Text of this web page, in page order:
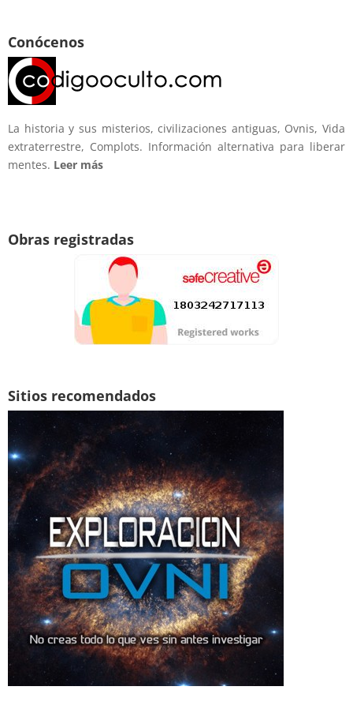
Conócenos
La historia y sus misterios, civilizaciones antiguas, Ovnis, Vida
extraterrestre, Complots. Información alternativa para liberar
mentes. Leer más
Obras registradas
Sitios recomendados